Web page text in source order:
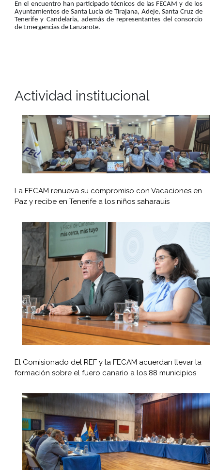
En el encuentro han participado técnicos de las FECAM y de los
Ayuntamientos de Santa Lucía de Tirajana, Adeje, Santa Cruz de
Tenerife y Candelaria, además de representantes del consorcio
de Emergencias de Lanzarote.
Actividad institucional
La FECAM renueva su compromiso con Vacaciones en
Paz y recibe en Tenerife a los niños saharauis
El Comisionado del REF y la FECAM acuerdan llevar la
formación sobre el fuero canario a los 88 municipios